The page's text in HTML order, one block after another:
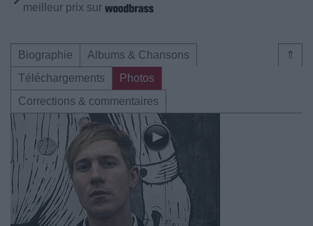
meilleur prix sur
⇑
Biographie
Albums & Chansons
Téléchargements
Photos
Corrections & commentaires